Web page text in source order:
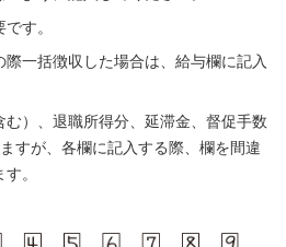
す。
一括徴収した場合は、給与欄に記入
）、退職所得分、延滞金、督促手数
すが、各欄に記入する際、欄を間違
。